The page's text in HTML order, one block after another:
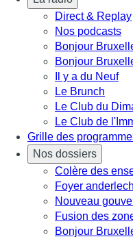
Direct & Replay
Nos podcasts
Bonjour
Bonjour
Il y a du Neuf
Le Brunch
Le Club du
Le Club de
Grille des
Nos dossiers
Colère des
Foyer
Nouveau
Fusion des
Bonjour